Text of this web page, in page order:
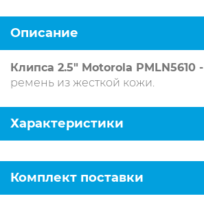
Описание
Клипса 2.5" Motorola PMLN5610 -
ремень из жесткой кожи.
Характеристики
Комплект поставки